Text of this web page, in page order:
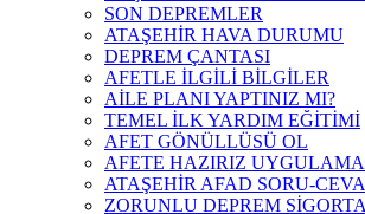
SON DEPREMLER
ATAŞEHİR HAVA DURUMU
DEPREM ÇANTASI
AFETLE İLGİLİ BİLGİLER
AİLE PLANI YAPTINIZ MI?
TEMEL İLK YARDIM EĞİTİMİ
AFET GÖNÜLLÜSÜ OL
AFETE HAZIRIZ
ATAŞEHİR AFAD SORU-
ZORUNLU DEPREM